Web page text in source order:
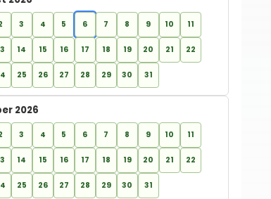
3 4 5 6 7 8 9 10 11
14 15 16 17 18 19 20 21 22
25 26 27 28 29 30 31
2026
3 4 5 6 7 8 9 10 11
14 15 16 17 18 19 20 21 22
25 26 27 28 29 30 31